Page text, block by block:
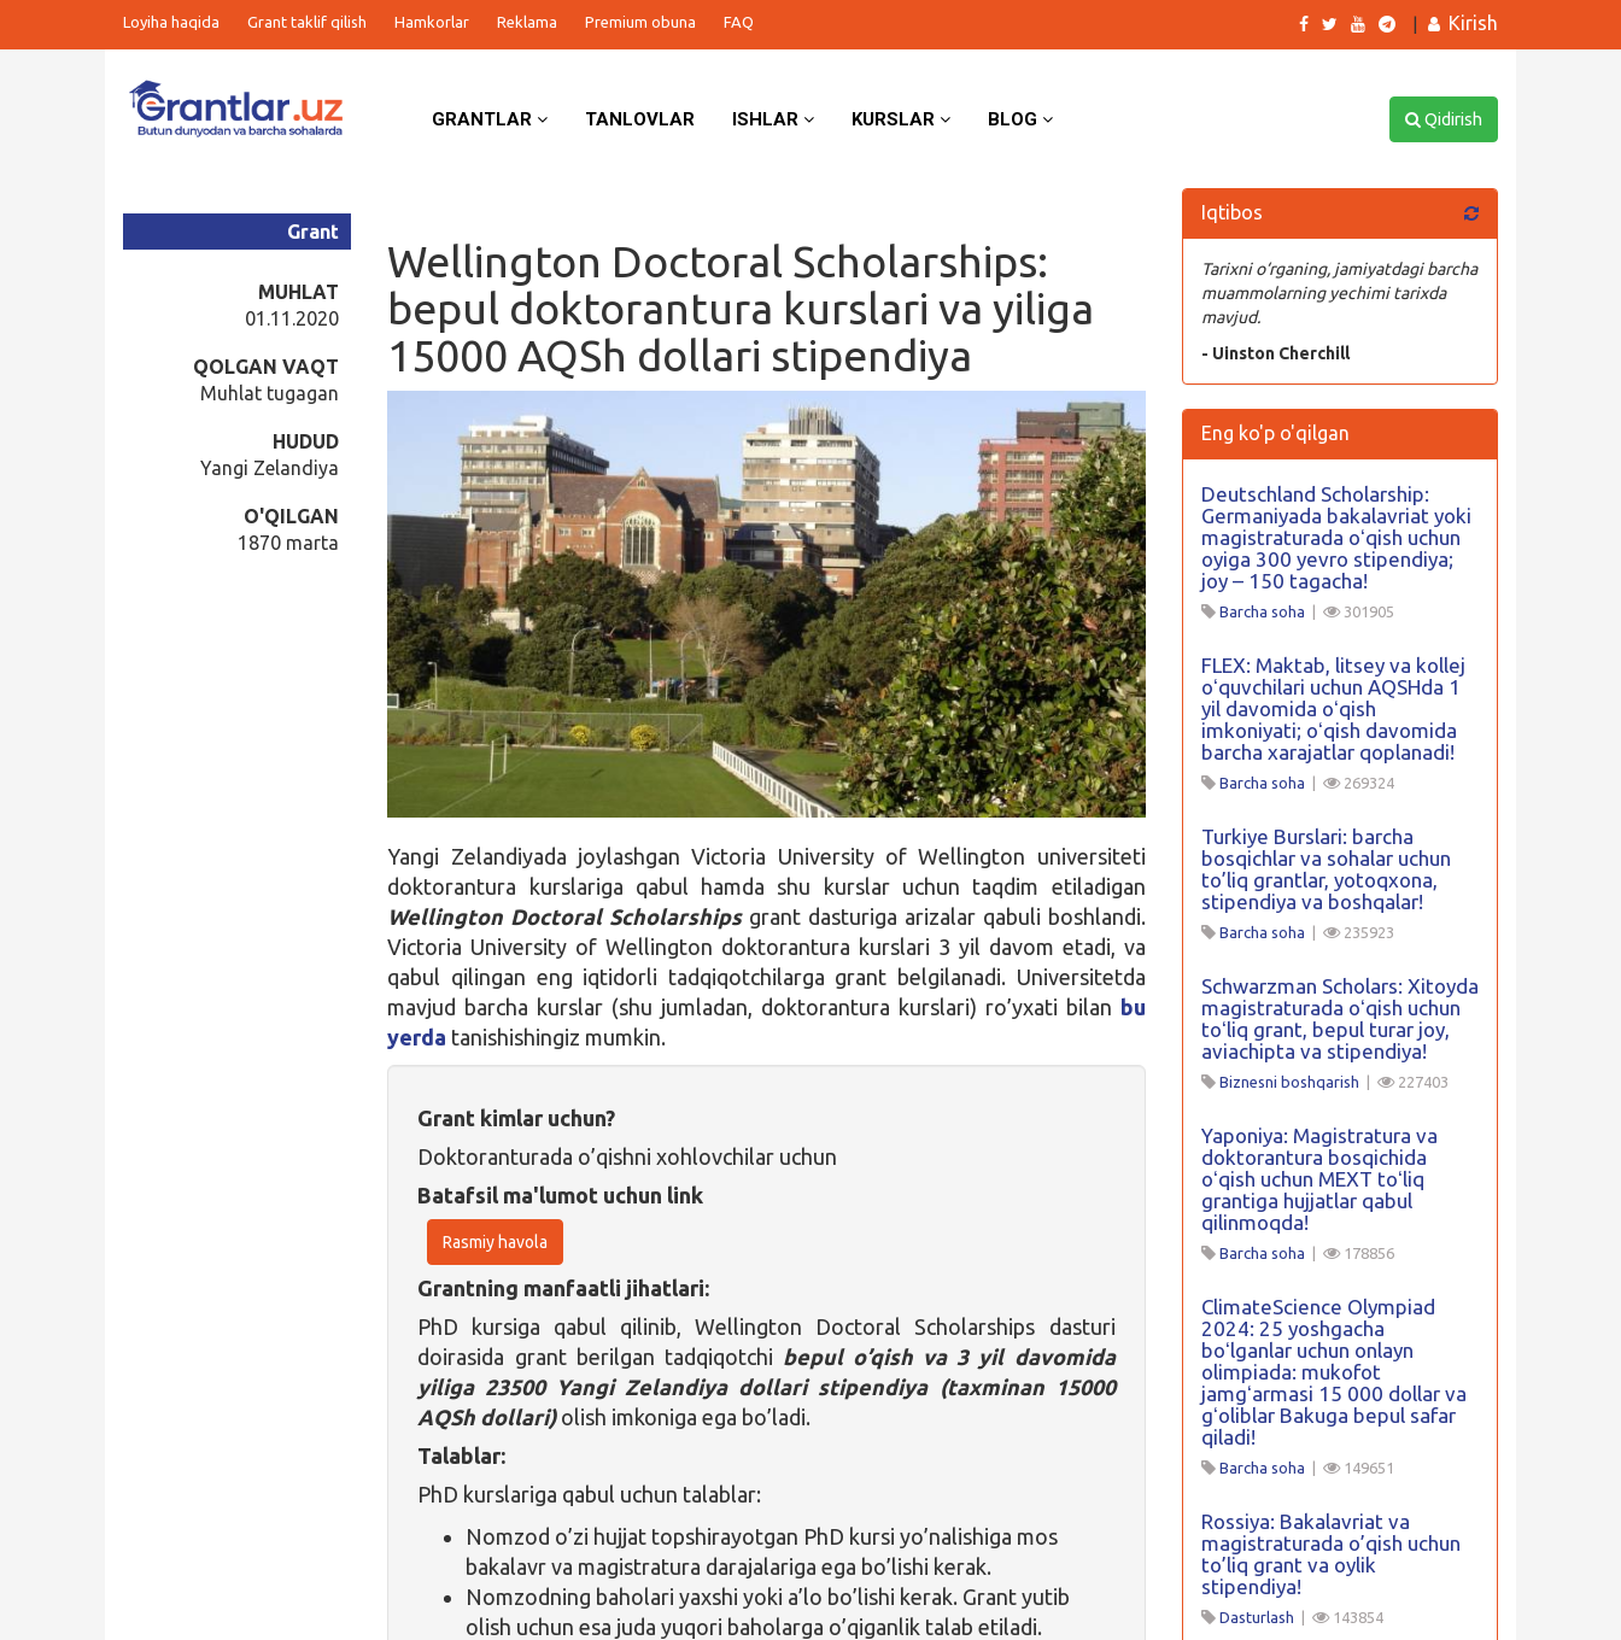
Loyiha haqida Grant taklif qilish Hamkorlar Reklama Premium obuna FAQ Kirish
GRANTLAR TANLOVLAR ISHLAR KURSLAR BLOG Qidirish
Wellington Doctoral Scholarships:
bepul doktorantura kurslari va yiliga
15000 AQSh dollari stipendiya
Grant
MUHLAT
01.11.2020
QOLGAN VAQT
Muhlat tugagan
HUDUD
Yangi Zelandiya
O'QILGAN
1870 marta
Yangi Zelandiyada joylashgan Victoria University of Wellington universiteti
doktorantura kurslariga qabul hamda shu kurslar uchun taqdim etiladigan
Wellington Doctoral Scholarshipsgrant dasturiga arizalar qabuli boshlandi.
Victoria University of Wellington doktorantura kurslari 3 yil davom etadi, va
qabul qilingan eng iqtidorli tadqiqotchilarga grant belgilanadi. Universitetda
mavjud barcha kurslar (shu jumladan, doktorantura kurslari) ro’yxati bilan bu
yerda tanishishingiz mumkin.
Grant kimlar uchun?
Doktoranturada o’qishni xohlovchilar uchun
Batafsil ma'lumot uchun link
Rasmiy havola
Grantning manfaatli jihatlari:
PhD kursiga qabul qilinib, Wellington Doctoral Scholarships dasturi
doirasida grant berilgan tadqiqotchi bepul o’qish va 3 yil davomida
yiliga 23500 Yangi Zelandiya dollari stipendiya (taxminan 15000
AQSh dollari)olish imkoniga ega bo’ladi.
Talablar:
PhD kurslariga qabul uchun talablar:
Nomzod o’zi hujjat topshirayotgan PhD kursi yo’nalishiga mos
bakalavr va magistratura darajalariga ega bo’lishi kerak.
Nomzodning baholari yaxshi yoki a’lo bo’lishi kerak. Grant yutib
olish uchun esa juda yuqori baholarga o’qiganlik talab etiladi.
Iqtibos
Tarixni o‘rganing, jamiyatdagi barcha
muammolarning yechimi tarixda
mavjud.
- Uinston Cherchill
Eng ko'p o'qilgan
Deutschland Scholarship:
Germaniyada bakalavriat yoki
magistraturada oʻqish uchun
oyiga 300 yevro stipendiya;
joy – 150 tagacha!
Barcha soha 301905
FLEX: Maktab, litsey va kollej
oʻquvchilari uchun AQSHda 1
yil davomida oʻqish
imkoniyati; oʻqish davomida
barcha xarajatlar qoplanadi!
Barcha soha 269324
Turkiye Burslari: barcha
bosqichlar va sohalar uchun
to’liq grantlar, yotoqxona,
stipendiya va boshqalar!
Barcha soha 235923
Schwarzman Scholars: Xitoyda
magistraturada oʻqish uchun
toʻliq grant, bepul turar joy,
aviachipta va stipendiya!
Biznesni boshqarish 227403
Yaponiya: Magistratura va
doktorantura bosqichida
oʻqish uchun MEXT toʻliq
grantiga hujjatlar qabul
qilinmoqda!
Barcha soha 178856
ClimateScience Olympiad
2024: 25 yoshgacha
boʻlganlar uchun onlayn
olimpiada: mukofot
jamgʻarmasi 15 000 dollar va
gʻoliblar Bakuga bepul safar
qiladi!
Barcha soha 149651
Rossiya: Bakalavriat va
magistraturada o’qish uchun
to’liq grant va oylik
stipendiya!
Dasturlash 143854